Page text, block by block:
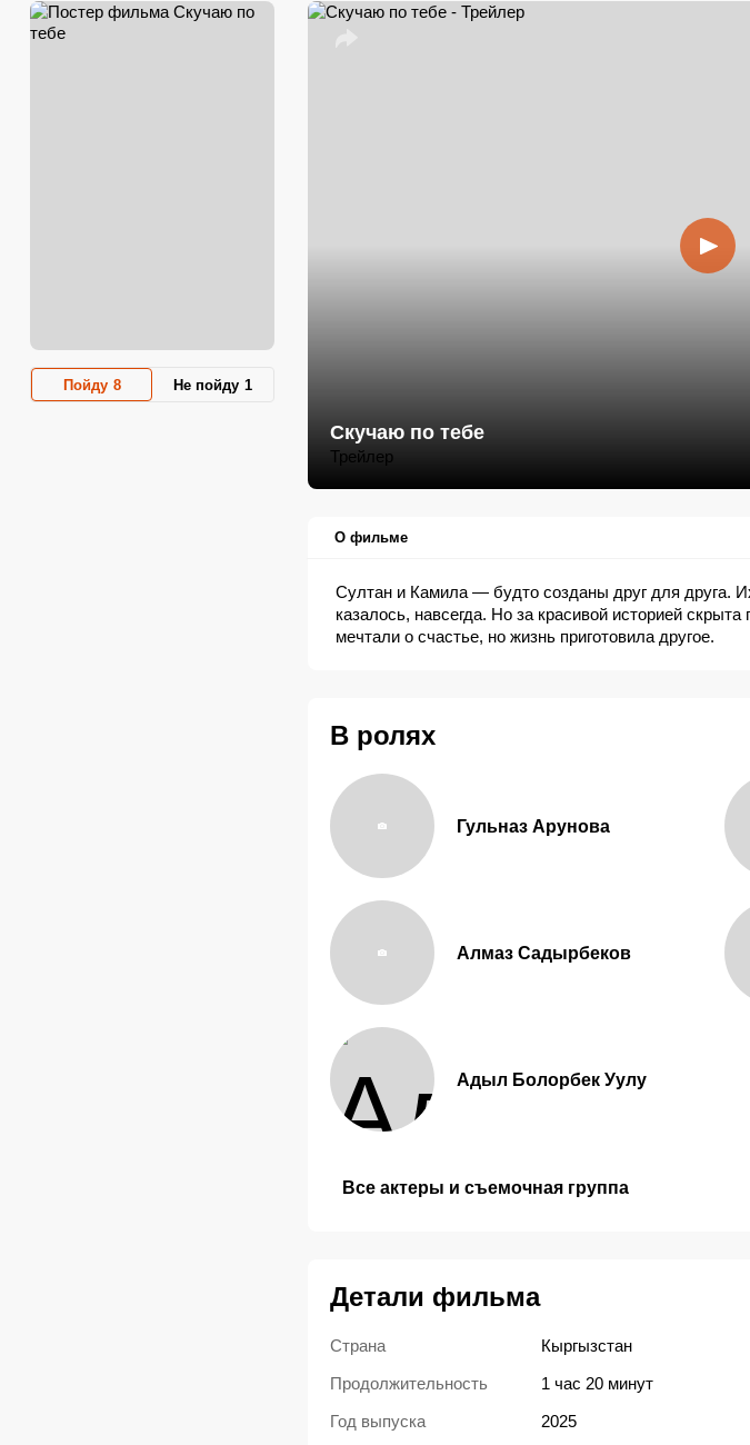
Пойду 8 Не пойду 1
Скучаю по тебе
Трейлер
О фильме
Султан и Камила — будто созданы друг для друга.
казалось, навсегда. Но за красивой историей
мечтали о счастье, но жизнь приготовила другое.
В ролях
Гульназ Арунова
Алмаз Садырбеков
Адыл Болорбек Уулу
Все актеры и съемочная группа
Детали фильма
Страна
Кыргызстан
Продолжительность
1 час 20 минут
Год выпуска
2025